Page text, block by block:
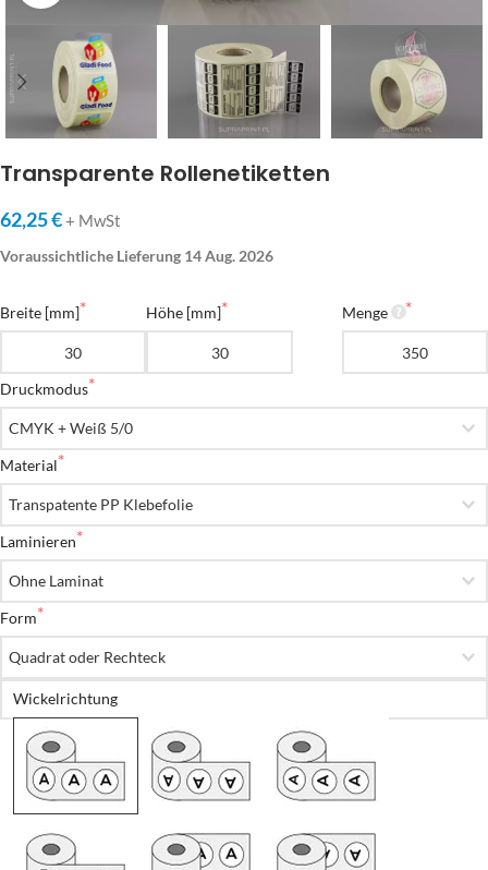
Transparente Rollenetiketten
62,25 €+ MwSt
Voraussichtliche Lieferung 14 Aug. 2026
Breite [mm] Höhe [mm] Menge
Druckmodus
Material
Laminieren
Form
Wickelrichtung